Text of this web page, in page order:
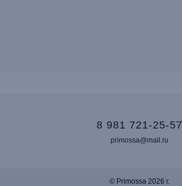
8 981 721-25-57
primossa@mail.ru
© Primossa 2026 г.